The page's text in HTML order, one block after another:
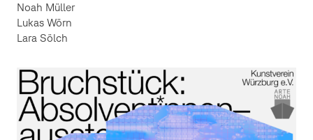
Noah Müller
Lukas Wörn
Lara Sölch